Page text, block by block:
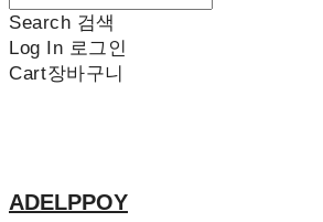
Search 검색
Log In 로그인
Cart장바구니
ADELPPOY